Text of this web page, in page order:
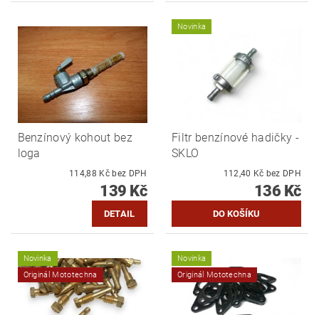
Benzínový kohout bez
loga
114,88 Kč bez DPH
139 Kč
DETAIL
Novinka
Filtr benzínové hadičky -
SKLO
112,40 Kč bez DPH
136 Kč
Novinka
Originál Mototechna
Novinka
Originál Mototechna